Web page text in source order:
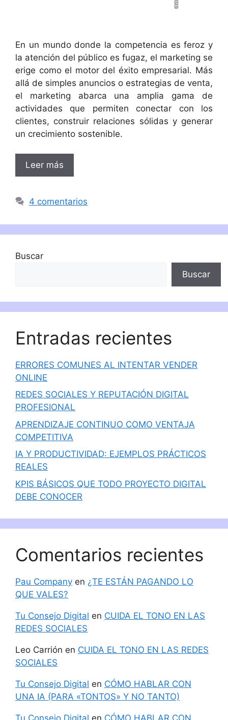
En un mundo donde la competencia es feroz y
la atención del público es fugaz, el marketing se
erige como el motor del éxito empresarial. Más
allá de simples anuncios o estrategias de venta,
el marketing abarca una amplia gama de
actividades que permiten conectar con los
clientes, construir relaciones sólidas y generar
un crecimiento sostenible.
Leer más
4 comentarios
Buscar
Buscar
Entradas recientes
ERRORES COMUNES AL INTENTAR VENDER
ONLINE
REDES SOCIALES Y REPUTACIÓN DIGITAL
PROFESIONAL
APRENDIZAJE CONTINUO COMO VENTAJA
COMPETITIVA
IA Y PRODUCTIVIDAD: EJEMPLOS PRÁCTICOS
REALES
KPIS BÁSICOS QUE TODO PROYECTO DIGITAL
DEBE CONOCER
Comentarios recientes
Pau Company en ¿TE ESTÁN PAGANDO LO
QUE VALES?
Tu Consejo Digital en CUIDA EL TONO EN LAS
REDES SOCIALES
Leo Carrión en CUIDA EL TONO EN LAS REDES
SOCIALES
Tu Consejo Digital en CÓMO HABLAR CON
UNA IA (PARA «TONTOS» Y NO TANTO)
Tu Consejo Digital en CÓMO HABLAR CON